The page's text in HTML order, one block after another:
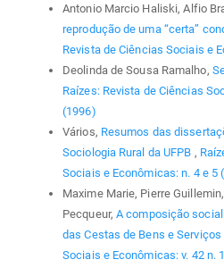
Antonio Marcio Haliski, Alfio
reprodução de uma “certa”
Revista de Ciências Sociais e
Deolinda de Sousa Ramalho,
Raízes: Revista de Ciências
(1996)
Vários, Resumos das
Sociologia Rural da UFPB ,
Sociais e Econômicas: n. 4 e 5
Maxime Marie, Pierre
Pecqueur, A composição
das Cestas de Bens e Serviços
Sociais e Econômicas: v. 42 n.